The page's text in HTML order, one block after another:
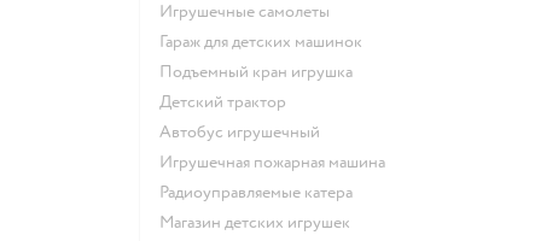
Игрушечные самолеты
Гараж для детских машинок
Подъемный кран игрушка
Детский трактор
Автобус игрушечный
Игрушечная пожарная машина
Радиоуправляемые катера
Магазин детских игрушек